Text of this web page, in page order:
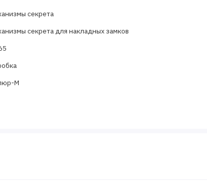
секрета
секрета для накладных замков
М